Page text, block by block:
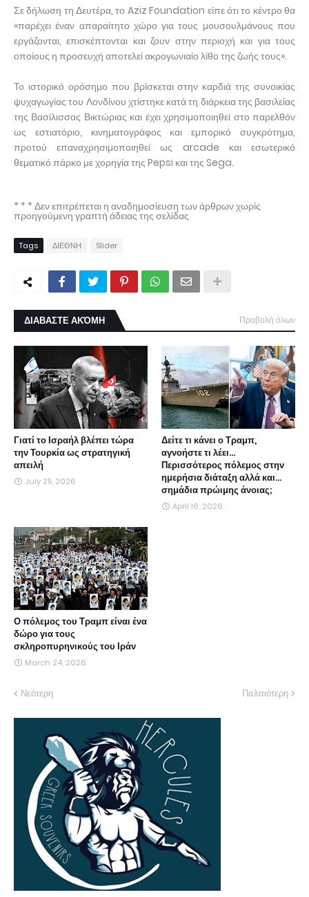
Σε δήλωση τη Δευτέρα, το Aziz Foundation είπε ότι το κέντρο θα
«παρέχει έναν απαραίτητο χώρο για τους μουσουλμάνους που
εργάζονται, επισκέπτονται και ζουν στην περιοχή και για τους
οποίους η προσευχή αποτελεί ακρογωνιαίο λίθο της ζωής τους».
Το ιστορικό ορόσημο που βρίσκεται στην καρδιά της συνοικίας
ψυχαγωγίας του Λονδίνου χτίστηκε κατά τη διάρκεια της βασιλείας
της Βασίλισσας Βικτώριας και έχει χρησιμοποιηθεί στο παρελθόν
ως εστιατόριο, κινηματογράφος και εμπορικό συγκρότημα,
προτού επαναχρησιμοποιηθεί ως arcade και εσωτερικό
θεματικό πάρκο με χορηγία της Pepsi και της Sega.
* * * Δεν επιτρέπεται η αναδημοσίευση των άρθρων χωρίς
προηγούμενη γραπτή άδειας της σελίδας
Tags ΔΙΕΘΝΗ Slider
ΔΙΑΒΑΣΤΕ ΑΚΌΜΗ Προβολή όλων
Γιατί το Ισραήλ βλέπει τώρα
την Τουρκία ως στρατηγική
απειλή
July 25, 2026
Δείτε τι κάνει ο Τραμπ,
αγνοήστε τι λέει...
Περισσότερος πόλεμος στην
ημερήσια διάταξη αλλά και...
σημάδια πρώιμης άνοιας;
April 16, 2026
Ο πόλεμος του Τραμπ είναι ένα
δώρο για τους
σκληροπυρηνικούς του Ιράν
March 24, 2026
Νεότερη Παλαιότερη